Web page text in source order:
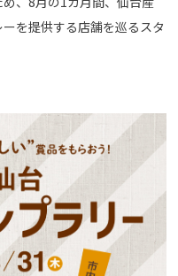
を提供する店舗を巡るスタ